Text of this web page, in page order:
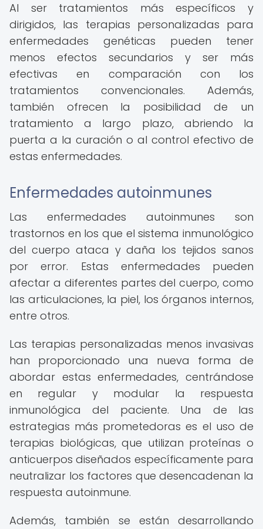
Al ser tratamientos más específicos y
dirigidos, las terapias personalizadas para
enfermedades genéticas pueden tener
menos efectos secundarios y ser más
efectivas en comparación con los
tratamientos convencionales. Además,
también ofrecen la posibilidad de un
tratamiento a largo plazo, abriendo la
puerta a la curación o al control efectivo de
estas enfermedades.
Enfermedades autoinmunes
Las enfermedades autoinmunes son
trastornos en los que el sistema inmunológico
del cuerpo ataca y daña los tejidos sanos
por error. Estas enfermedades pueden
afectar a diferentes partes del cuerpo, como
las articulaciones, la piel, los órganos internos,
entre otros.
Las terapias personalizadas menos invasivas
han proporcionado una nueva forma de
abordar estas enfermedades, centrándose
en regular y modular la respuesta
inmunológica del paciente. Una de las
estrategias más prometedoras es el uso de
terapias biológicas, que utilizan proteínas o
anticuerpos diseñados específicamente para
neutralizar los factores que desencadenan la
respuesta autoinmune.
Además, también se están desarrollando